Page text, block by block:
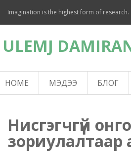
Imagination is the highest form of research.
ULEMJ
HOME МЭДЭЭ БЛОГ
Нисгэгчгүй
зориулалтаар